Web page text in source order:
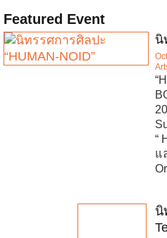
Featured Event
นิ
“
แ
นิ